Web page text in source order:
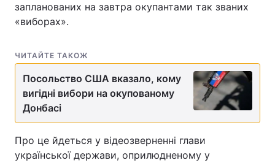
Економіка Світ
Зброя Інциденти
Здоров'я Туризм
Цікавинки
запланованих на завтра окупантами так званих
«виборах».
ЧИТАЙТЕ ТАКОЖ
Посольство США вказало, кому
вигідні вибори на окупованому
Донбасі
Про це йдеться у відеозверненні глави
української держави, оприлюдненому у